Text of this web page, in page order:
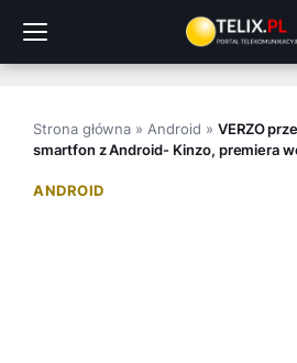
treści
Strona główna » Android » VERZO
smartfon z Android- Kinzo, premiera
ANDROID